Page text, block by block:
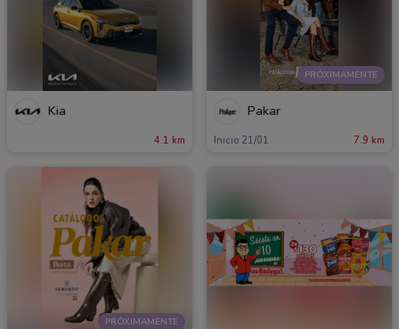
Kia
4.1 km
PRÓXIMAMENTE
Pakar
Inicio 21/01 7.9 km
PRÓXIMAMENTE